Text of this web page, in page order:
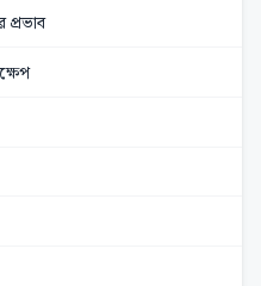
প্রভাব